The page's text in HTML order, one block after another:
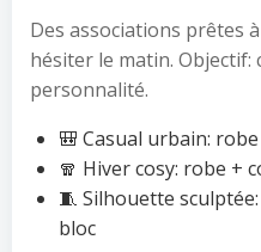
Des associations prêtes
hésiter le matin.
personnalité.
🎒 Casual urbain:
🧣 Hiver cosy: robe +
🧵 Silhouette
bloc